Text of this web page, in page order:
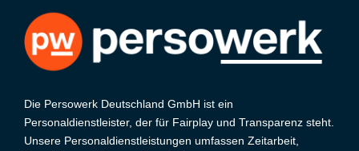
Die Persowerk Deutschland GmbH ist ein
Personaldienstleister, der für Fairplay und Transparenz steht.
Unsere Personaldienstleistungen umfassen Zeitarbeit,